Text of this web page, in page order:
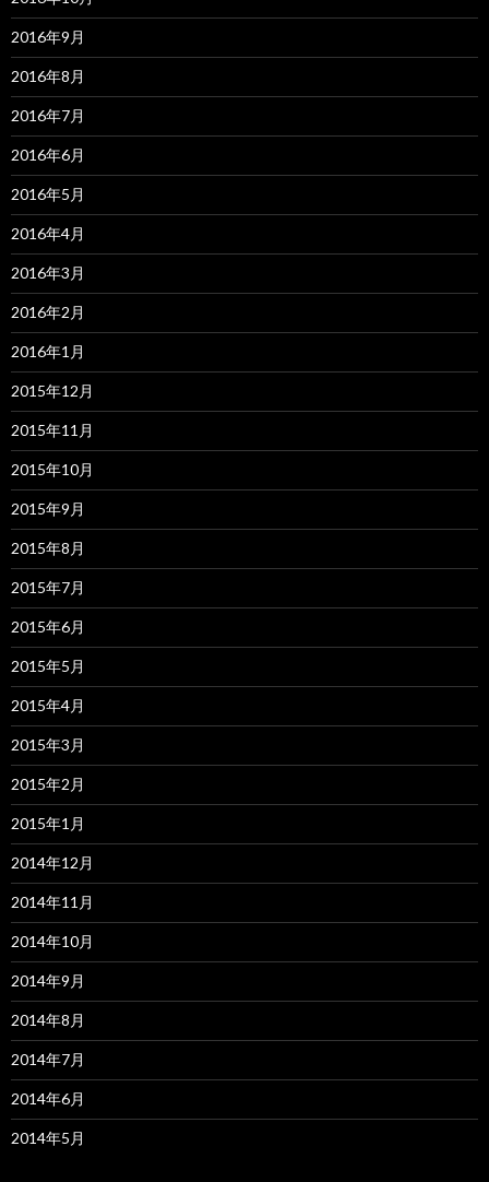
2016年9月
2016年8月
2016年7月
2016年6月
2016年5月
2016年4月
2016年3月
2016年2月
2016年1月
2015年12月
2015年11月
2015年10月
2015年9月
2015年8月
2015年7月
2015年6月
2015年5月
2015年4月
2015年3月
2015年2月
2015年1月
2014年12月
2014年11月
2014年10月
2014年9月
2014年8月
2014年7月
2014年6月
2014年5月